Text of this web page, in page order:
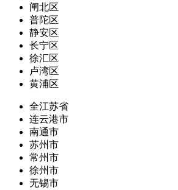
闸北区
普陀区
静安区
长宁区
徐汇区
卢湾区
黄浦区
全江苏省
连云港市
南通市
苏州市
常州市
徐州市
无锡市